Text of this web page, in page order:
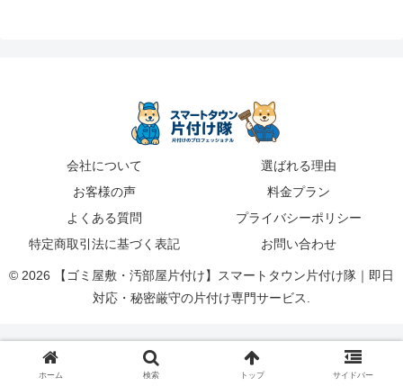
会社について
選ばれる理由
お客様の声
料金プラン
よくある質問
プライバシーポリシー
特定商取引法に基づく表記
お問い合わせ
© 2026 【ゴミ屋敷・汚部屋片付け】スマートタウン片付け隊｜即日
対応・秘密厳守の片付け専門サービス.
ホーム 検索 トップ サイドバー